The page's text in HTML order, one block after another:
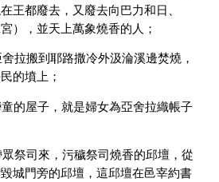
王都廢去，又廢去向巴力和日、
），並天上萬象燒香的人；
拉搬到耶路撒冷外汲淪溪邊焚燒，
的墳上；
的屋子，就是婦女為亞舍拉織帳子
祭司來，污穢祭司燒香的邱壇，從
城門旁的邱壇，這邱壇在邑宰約書